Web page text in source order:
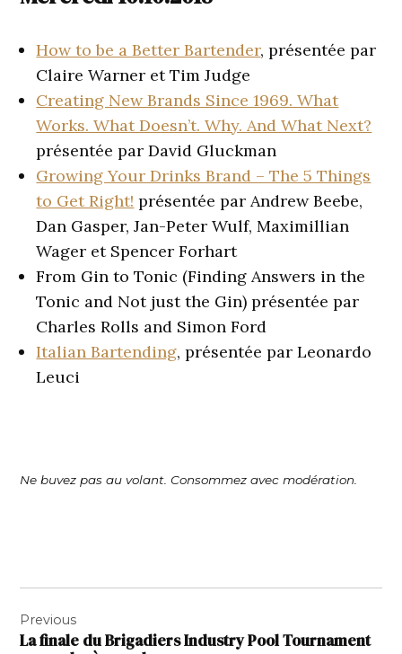
How to be a Better Bartender, présentée par
Claire Warner et Tim Judge
Creating New Brands Since 1969. What
Works. What Doesn’t. Why. And What Next?
présentée par David Gluckman
Growing Your Drinks Brand – The 5 Things
to Get Right! présentée par Andrew Beebe,
Dan Gasper, Jan-Peter Wulf, Maximillian
Wager et Spencer Forhart
From Gin to Tonic (Finding Answers in the
Tonic and Not just the Gin) présentée par
Charles Rolls and Simon Ford
Italian Bartending, présentée par Leonardo
Leuci
Ne buvez pas au volant. Consommez avec modération.
de
Previous
La finale du Brigadiers Industry Pool Tournament